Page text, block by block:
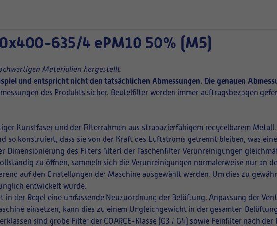
635/4 ePM10 50% (M5)
Materialien hergestellt.
und entspricht nicht den tatsächlichen Abmessungen. Die genauen
des Produkts sicher. Beutelfilter werden immer auftragsbezogen
Kunstfaser und der Filterrahmen aus strapazierfähigem recycelbarem Metall.
so konstruiert, dass sie von der Kraft des Luftstroms getrennt bleiben, was
Dimensionierung des Filters filtert der Taschenfilter Verunreinigungen
zu öffnen, sammeln sich die Verunreinigungen normalerweise nur an
auf den Einstellungen der Maschine ausgewählt werden. Um dies zu
entwickelt wurde.
in der Regel eine umfassende Neuzuordnung der Belüftung, Anpassung der
einsetzen, kann dies zu einem Ungleichgewicht in der gesamten
sind grobe Filter der COARCE-Klasse (G3 / G4) sowie Feinfilter nach